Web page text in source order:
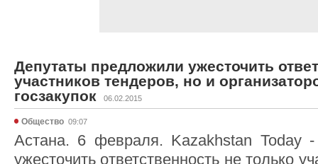
Депутаты предложили ужесточить
участников тендеров, но и
госзакупок
06.02.2015
Общество 09:07
Астана. 6 февраля. Kazakhstan Today
ужесточить ответственность не только